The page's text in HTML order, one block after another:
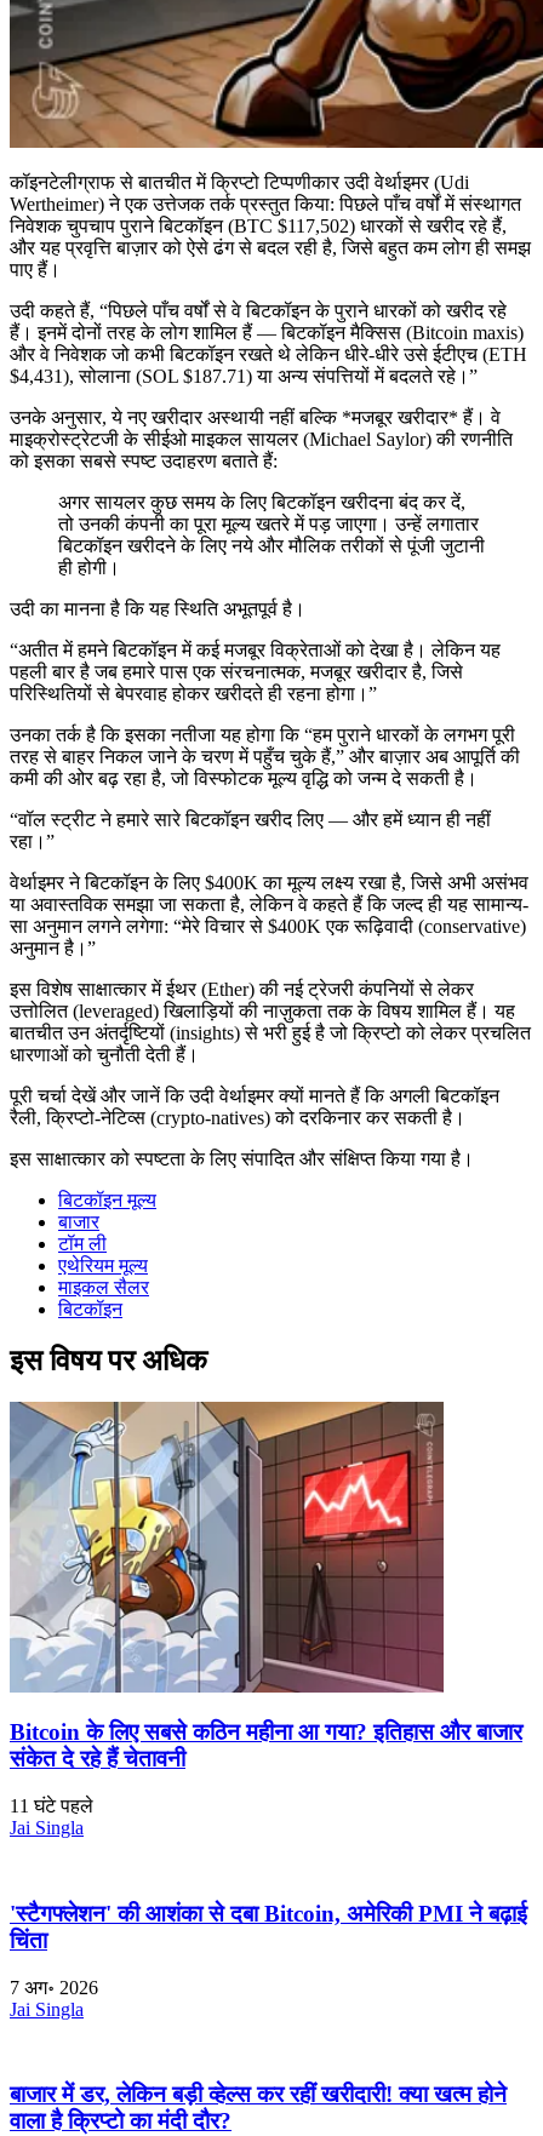
कॉइनटेलीग्राफ से बातचीत में क्रिप्टो टिप्पणीकार उदी वेर्थाइमर (Udi
Wertheimer) ने एक उत्तेजक तर्क प्रस्तुत किया: पिछले पाँच वर्षों में संस्थागत
निवेशक चुपचाप पुराने बिटकॉइन (BTC $117,502) धारकों से खरीद रहे हैं,
और यह प्रवृत्ति बाज़ार को ऐसे ढंग से बदल रही है, जिसे बहुत कम लोग ही समझ
पाए हैं।
उदी कहते हैं, “पिछले पाँच वर्षों से वे बिटकॉइन के पुराने धारकों को खरीद रहे
हैं। इनमें दोनों तरह के लोग शामिल हैं — बिटकॉइन मैक्सिस (Bitcoin maxis)
और वे निवेशक जो कभी बिटकॉइन रखते थे लेकिन धीरे-धीरे उसे ईटीएच (ETH
$4,431), सोलाना (SOL $187.71) या अन्य संपत्तियों में बदलते रहे।”
उनके अनुसार, ये नए खरीदार अस्थायी नहीं बल्कि *मजबूर खरीदार* हैं। वे
माइक्रोस्ट्रेटजी के सीईओ माइकल सायलर (Michael Saylor) की रणनीति
को इसका सबसे स्पष्ट उदाहरण बताते हैं:
अगर सायलर कुछ समय के लिए बिटकॉइन खरीदना बंद कर दें,
तो उनकी कंपनी का पूरा मूल्य खतरे में पड़ जाएगा। उन्हें लगातार
बिटकॉइन खरीदने के लिए नये और मौलिक तरीकों से पूंजी जुटानी
ही होगी।
उदी का मानना है कि यह स्थिति अभूतपूर्व है।
“अतीत में हमने बिटकॉइन में कई मजबूर विक्रेताओं को देखा है। लेकिन यह
पहली बार है जब हमारे पास एक संरचनात्मक, मजबूर खरीदार है, जिसे
परिस्थितियों से बेपरवाह होकर खरीदते ही रहना होगा।”
उनका तर्क है कि इसका नतीजा यह होगा कि “हम पुराने धारकों के लगभग पूरी
तरह से बाहर निकल जाने के चरण में पहुँच चुके हैं,” और बाज़ार अब आपूर्ति की
कमी की ओर बढ़ रहा है, जो विस्फोटक मूल्य वृद्धि को जन्म दे सकती है।
“वॉल स्ट्रीट ने हमारे सारे बिटकॉइन खरीद लिए — और हमें ध्यान ही नहीं
रहा।”
वेर्थाइमर ने बिटकॉइन के लिए $400K का मूल्य लक्ष्य रखा है, जिसे अभी असंभव
या अवास्तविक समझा जा सकता है, लेकिन वे कहते हैं कि जल्द ही यह सामान्य-
सा अनुमान लगने लगेगा: “मेरे विचार से $400K एक रूढ़िवादी (conservative)
अनुमान है।”
इस विशेष साक्षात्कार में ईथर (Ether) की नई ट्रेजरी कंपनियों से लेकर
उत्तोलित (leveraged) खिलाड़ियों की नाज़ुकता तक के विषय शामिल हैं। यह
बातचीत उन अंतर्दृष्टियों (insights) से भरी हुई है जो क्रिप्टो को लेकर प्रचलित
धारणाओं को चुनौती देती हैं।
पूरी चर्चा देखें और जानें कि उदी वेर्थाइमर क्यों मानते हैं कि अगली बिटकॉइन
रैली, क्रिप्टो-नेटिव्स (crypto-natives) को दरकिनार कर सकती है।
इस साक्षात्कार को स्पष्टता के लिए संपादित और संक्षिप्त किया गया है।
बिटकॉइन मूल्य
बाजार
टॉम ली
एथेरियम मूल्य
माइकल सैलर
बिटकॉइन
इस विषय पर अधिक
Bitcoin के लिए सबसे कठिन महीना आ गया? इतिहास और बाजार
संकेत दे रहे हैं चेतावनी
11 घंटे पहले
Jai Singla
'स्टैगफ्लेशन' की आशंका से दबा Bitcoin, अमेरिकी PMI ने बढ़ाई
चिंता
7 अग॰ 2026
Jai Singla
बाजार में डर, लेकिन बड़ी व्हेल्स कर रहीं खरीदारी! क्या खत्म होने
वाला है क्रिप्टो का मंदी दौर?